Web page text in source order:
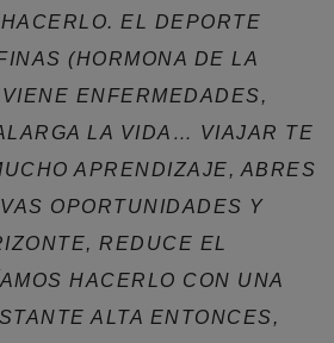
EL DEPORTE
(HORMONA DE LA
ENFERMEDADES,
LA VIDA… VIAJAR TE
APRENDIZAJE, ABRES
OPORTUNIDADES Y
REDUCE EL
HACERLO CON UNA
ALTA ENTONCES,